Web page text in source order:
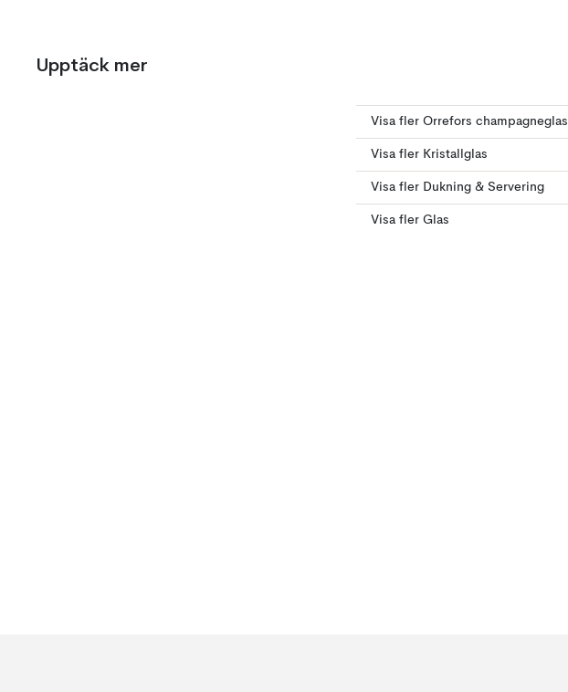
Upptäck mer
Visa fler Orrefors champagneglas
Visa fler Kristallglas
Visa fler Dukning & Servering
Visa fler Glas